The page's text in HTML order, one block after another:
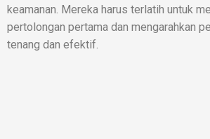
keamanan. Mereka harus terlatih untuk
pertolongan pertama dan mengarahkan
tenang dan efektif.